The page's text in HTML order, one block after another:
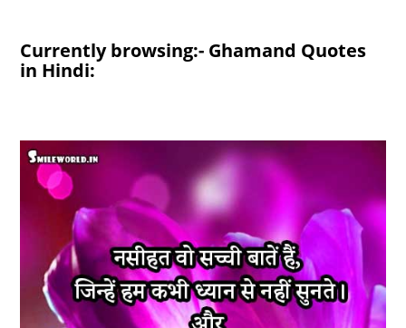
Currently browsing:- Ghamand Quotes
in Hindi: